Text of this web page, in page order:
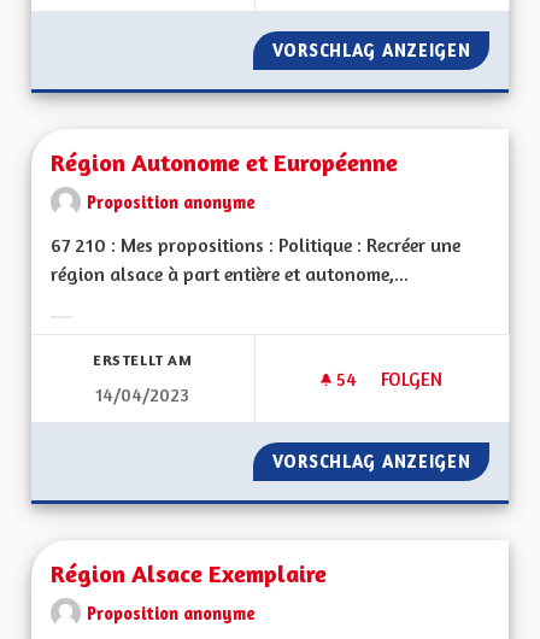
VORSCHLAG ANZEIGEN
Région Autonome et Européenne
Proposition anonyme
67 210 : Mes propositions : Politique : Recréer une
région alsace à part entière et autonome,...
ERSTELLT AM
14/04/2023
54 54 FOLLOWER
FOLGEN
RÉGION
VORSCHLAG ANZEIGEN
Région Alsace Exemplaire
Proposition anonyme